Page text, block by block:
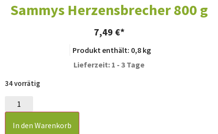
Sammys Herzensbrecher 800 g
7,49 €
Produkt enthält: 0,8 kg
Lieferzeit: 1 - 3 Tage
34 vorrätig
In den Warenkorb